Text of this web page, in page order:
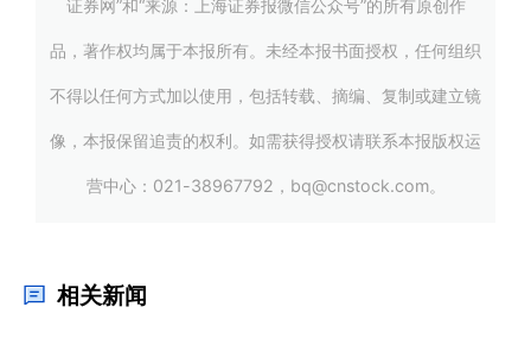
证券网”和“来源：上海证券报微信公众号”的所有原创作
品，著作权均属于本报所有。未经本报书面授权，任何组织
不得以任何方式加以使用，包括转载、摘编、复制或建立镜
像，本报保留追责的权利。如需获得授权请联系本报版权运
营中心：021-38967792，bq@cnstock.com。
相关新闻